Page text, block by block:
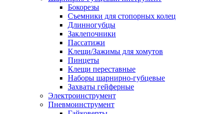
Бокорезы
Съемники для стопорных колец
Длинногубцы
Заклепочники
Пассатижи
Клещи/Зажимы для хомутов
Пинцеты
Клещи переставные
Наборы шарнирно-губцевые
Захваты гейферные
Электроинструмент
Пневмоинструмент